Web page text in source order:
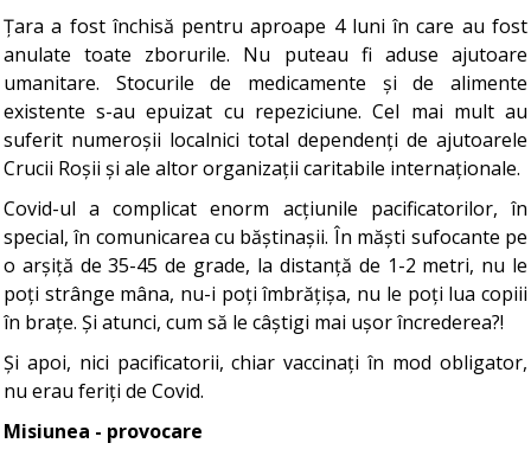
Țara a fost închisă pentru aproape 4 luni în care au fost
anulate toate zborurile. Nu puteau fi aduse ajutoare
umanitare. Stocurile de medicamente și de alimente
existente s-au epuizat cu repeziciune. Cel mai mult au
suferit numeroșii localnici total dependenți de ajutoarele
Crucii Roșii și ale altor organizații caritabile internaționale.
Covid-ul a complicat enorm acțiunile pacificatorilor, în
special, în comunicarea cu băștinașii. În măști sufocante pe
o arșiță de 35-45 de grade, la distanță de 1-2 metri, nu le
poți strânge mâna, nu-i poți îmbrățișa, nu le poți lua copiii
în brațe. Și atunci, cum să le câștigi mai ușor încrederea?!
Și apoi, nici pacificatorii, chiar vaccinați în mod obligator,
nu erau feriți de Covid.
Misiunea - provocare